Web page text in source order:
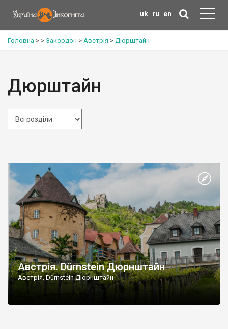
uk ru en
Головна > > Закордон > Австрія > Дюрштайн
Дюрштайн
Австрія. Dürnstein Дюрнштайн
Австрія. Dürnstein Дюрнштайн